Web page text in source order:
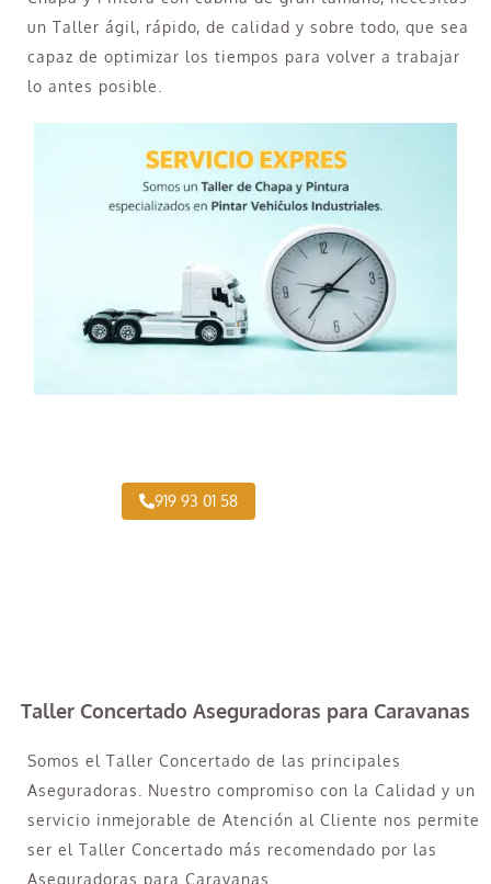
un Taller ágil, rápido, de calidad y sobre todo, que sea
capaz de optimizar los tiempos para volver a trabajar
lo antes posible.
919 93 01 58
Taller Concertado Aseguradoras para Caravanas
Somos el Taller Concertado de las principales
Aseguradoras. Nuestro compromiso con la Calidad y un
servicio inmejorable de Atención al Cliente nos permite
ser el Taller Concertado más recomendado por las
Aseguradoras para Caravanas.